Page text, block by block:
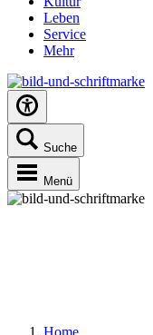
Leben
Service
Mehr
Suche
Menü
Home